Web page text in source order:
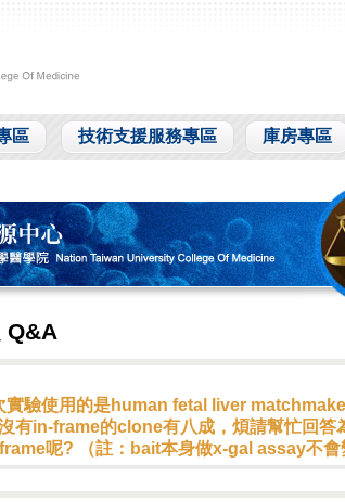
區 技術支援服務專區 庫房專區
Q&A
實驗使用的是human fetal liver
有in-frame的clone有八成，煩請幫忙回
呢? （註：bait本身做x-gal assay不會